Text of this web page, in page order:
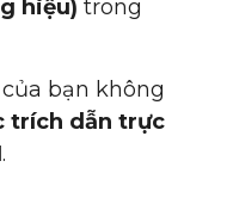
hiệu) trong
bạn không
trích dẫn trực
.